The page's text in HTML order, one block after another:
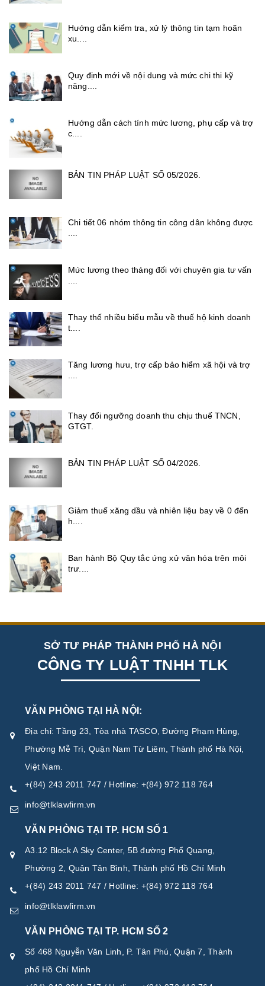
Hướng dẫn kiểm tra, xử lý thông tin tạm hoãn
xu....
Quy định mới về nội dung và mức chi thi kỹ
năng....
Hướng dẫn cách tính mức lương, phụ cấp và trợ
c....
BẢN TIN PHÁP LUẬT SỐ 05/2026.
Chi tiết 06 nhóm thông tin công dân không được
Mức lương theo tháng đối với chuyên gia tư vấn
Thay thế nhiều biểu mẫu về thuế hộ kinh doanh
t....
Tăng lương hưu, trợ cấp bảo hiểm xã hội và trợ
Thay đổi ngưỡng doanh thu chịu thuế TNCN,
GTGT.
BẢN TIN PHÁP LUẬT SỐ 04/2026.
Giảm thuế xăng dầu và nhiên liệu bay về 0 đến
h....
Ban hành Bộ Quy tắc ứng xử văn hóa trên môi
trư....
SỞ TƯ PHÁP THÀNH PHỐ HÀ NỘI
CÔNG TY LUẬT TNHH TLK
VĂN PHÒNG TẠI HÀ NỘI:
Địa chỉ: Tầng 23, Tòa nhà TASCO, Đường Phạm Hùng,
Phường Mễ Trì, Quận Nam Từ Liêm, Thành phố Hà Nội,
Việt Nam.
+(84) 243 2011 747 / Hotline: +(84) 972 118 764
info@tlklawfirm.vn
VĂN PHÒNG TẠI TP. HCM SỐ 1
A3.12 Block A Sky Center, 5B đường Phổ Quang,
Phường 2, Quận Tân Bình, Thành phố Hồ Chí Minh
+(84) 243 2011 747 / Hotline: +(84) 972 118 764
info@tlklawfirm.vn
VĂN PHÒNG TẠI TP. HCM SỐ 2
Số 468 Nguyễn Văn Linh, P. Tân Phú, Quận 7, Thành
phố Hồ Chí Minh